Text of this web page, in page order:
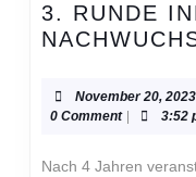
3. RUNDE
November 20, 2023
0 Comment
3:52
Nach 4 Jahren veranstalteten wir wieder eine